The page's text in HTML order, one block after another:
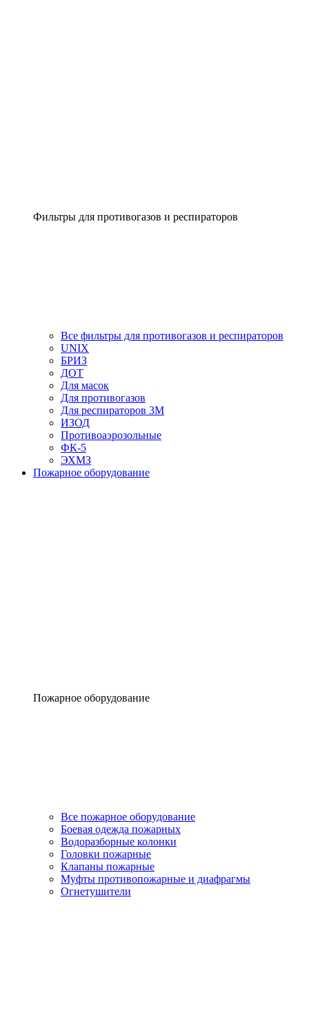
Фильтры для противогазов и респираторов
Все фильтры для противогазов и респираторов
UNIX
БРИЗ
ДОТ
Для масок
Для противогазов
Для респираторов 3М
ИЗОД
Противоаэрозольные
ФК-5
ЭХМЗ
Пожарное оборудование
Пожарное оборудование
Все пожарное оборудование
Боевая одежда пожарных
Водоразборные колонки
Головки пожарные
Клапаны пожарные
Муфты противопожарные и диафрагмы
Огнетушители